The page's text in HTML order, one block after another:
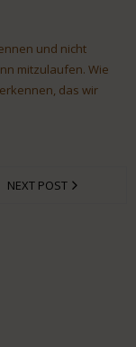
und nicht
mitzulaufen. Wie
das wir
NEXT POST